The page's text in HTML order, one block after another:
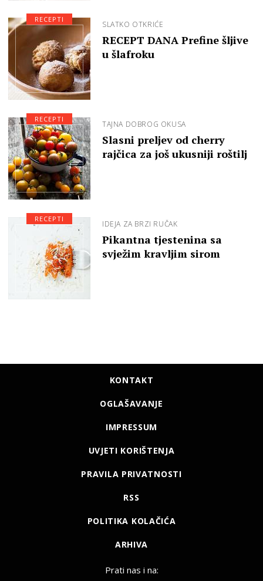
SLATKO OTKRIĆE
RECEPT DANA Prefine šljive
u šlafroku
RECEPTI
TAJNA DOBROG OKUSA
Slasni preljev od cherry
rajčica za još ukusniji roštilj
RECEPTI
IDEJA ZA BRZI RUČAK
Pikantna tjestenina sa
svježim kravljim sirom
RECEPTI
KONTAKT
OGLAŠAVANJE
IMPRESSUM
UVJETI KORIŠTENJA
PRAVILA PRIVATNOSTI
RSS
POLITIKA KOLAČIĆA
ARHIVA
Prati nas i na: